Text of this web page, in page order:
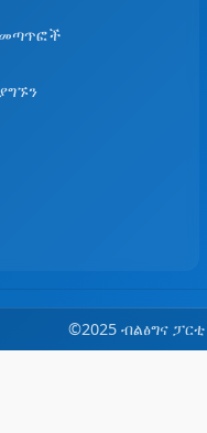
ያግኙን
©2025 ብልፅግና